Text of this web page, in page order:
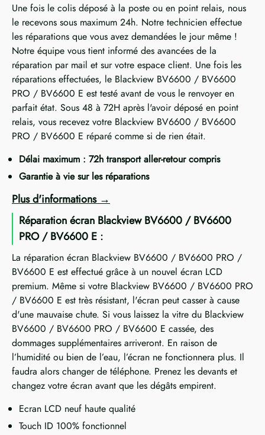
Une fois le colis déposé à la poste ou en point relais, nous
le recevons sous maximum 24h. Notre technicien effectue
les réparations que vous avez demandées le jour même !
Notre équipe vous tient informé des avancées de la
réparation par mail et sur votre espace client. Une fois les
réparations effectuées, le Blackview BV6600 / BV6600
PRO / BV6600 E est testé avant de vous le renvoyer en
parfait état. Sous 48 à 72H après l'avoir déposé en point
relais, vous recevez votre Blackview BV6600 / BV6600
PRO / BV6600 E réparé comme si de rien était.
Délai maximum : 72h transport aller-retour compris
Garantie à vie sur les réparations
Plus d'informations
Réparation écran Blackview BV6600 / BV6600
PRO / BV6600 E :
La réparation écran Blackview BV6600 / BV6600 PRO /
BV6600 E est effectué grâce à un nouvel écran LCD
premium. Même si votre Blackview BV6600 / BV6600 PRO
/ BV6600 E est très résistant, l'écran peut casser à cause
d'une mauvaise chute. Si vous laissez la vitre du Blackview
BV6600 / BV6600 PRO / BV6600 E cassée, des
dommages supplémentaires arriveront. En raison de
l’humidité ou bien de l’eau, l’écran ne fonctionnera plus. Il
faudra alors changer de téléphone. Prenez les devants et
changez votre écran avant que les dégâts empirent.
Ecran LCD neuf haute qualité
Touch ID 100% fonctionnel